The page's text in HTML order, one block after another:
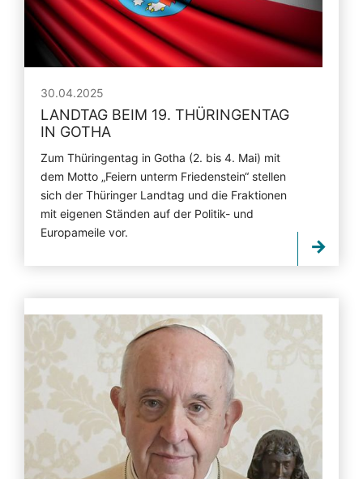
30.04.2025
LANDTAG BEIM 19. THÜRINGENTAG
IN GOTHA
Zum Thüringentag in Gotha (2. bis 4. Mai) mit
dem Motto „Feiern unterm Friedenstein“ stellen
sich der Thüringer Landtag und die Fraktionen
mit eigenen Ständen auf der Politik- und
Europameile vor.